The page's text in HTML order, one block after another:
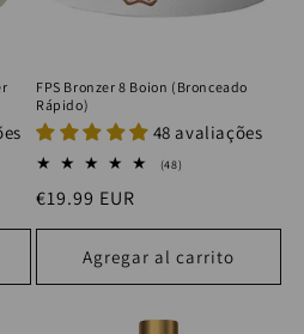
FPS Bronzer 8 Boion (Bronceado
Rápido)
48 avaliações
(48)
Precio
habitual
€19.99 EUR
Agregar al carrito